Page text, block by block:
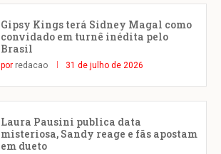
Gipsy Kings terá Sidney Magal como
convidado em turnê inédita pelo
Brasil
por redacao 31 de julho de 2026
Laura Pausini publica data
misteriosa, Sandy reage e fãs apostam
em dueto